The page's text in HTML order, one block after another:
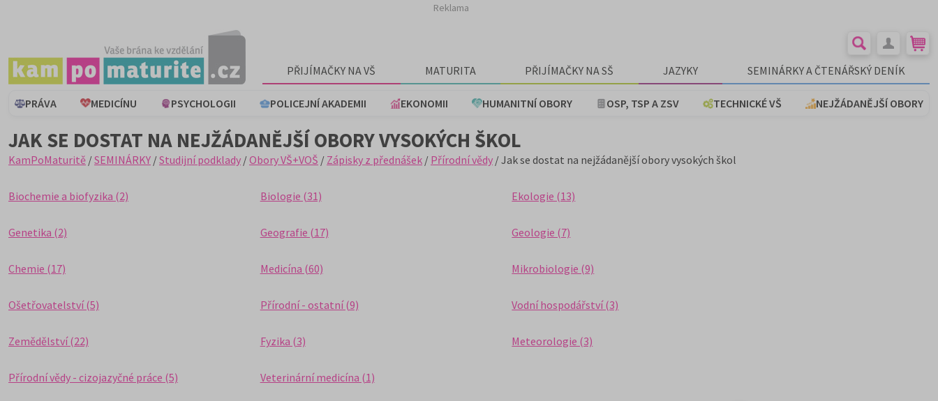
Reklama
PŘIJÍMAČKY NA VŠ MATURITA PŘIJÍMAČKY NA SŠ JAZYKY SEMINÁRKY A ČTENÁŘSKÝ DENÍK
PRÁVA MEDICÍNU PSYCHOLOGII POLICEJNÍ AKADEMII EKONOMII HUMANITNÍ OBORY OSP, TSP A ZSV TECHNICKÉ VŠ NEJŽÁDANĚJŠÍ OBORY
JAK SE DOSTAT NA NEJŽÁDANĚJŠÍ OBORY VYSOKÝCH ŠKOL
KamPoMaturitě /SEMINÁRKY /Studijní podklady /Obory VŠ+VOŠ / Zápisky z přednášek / Přírodní vědy / Jak se dostat na nejžádanější obory vysokých škol
Biochemie a biofyzika (2) Biologie (31) Ekologie (13)
Genetika (2) Geografie (17) Geologie (7)
Chemie (17) Medicína (60) Mikrobiologie (9)
Ošetřovatelství (5) Přírodní - ostatní (9) Vodní hospodářství (3)
Zemědělství (22) Fyzika (3) Meteorologie (3)
Přírodní vědy - cizojazyčné práce (5) Veterinární medicína (1)